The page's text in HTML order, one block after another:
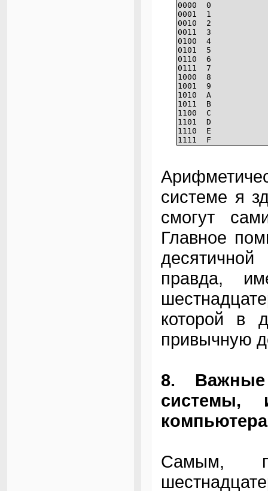
0000 0
0001 1
0010 2
0011 3
0100 4
0101 5
0110 6
0111 7
1000 8
1001 9
1010 A
1011 B
1100 C
1101 D
1110 E
1111 F
системе я
смогут
Главное
правда,
которой в
привычную
8. Важные
системы,
Самым,